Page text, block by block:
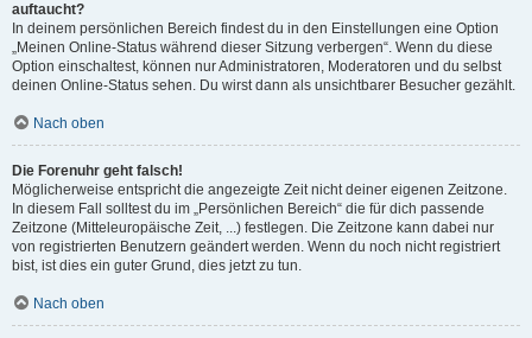
auftaucht?
In deinem persönlichen Bereich findest du in den Einstellungen eine Option
„Meinen Online-Status während dieser Sitzung verbergen“. Wenn du diese
Option einschaltest, können nur Administratoren, Moderatoren und du selbst
deinen Online-Status sehen. Du wirst dann als unsichtbarer Besucher gezählt.
Nach oben
Die Forenuhr geht falsch!
Möglicherweise entspricht die angezeigte Zeit nicht deiner eigenen Zeitzone.
In diesem Fall solltest du im „Persönlichen Bereich“ die für dich passende
Zeitzone (Mitteleuropäische Zeit, ...) festlegen. Die Zeitzone kann dabei nur
von registrierten Benutzern geändert werden. Wenn du noch nicht registriert
bist, ist dies ein guter Grund, dies jetzt zu tun.
Nach oben